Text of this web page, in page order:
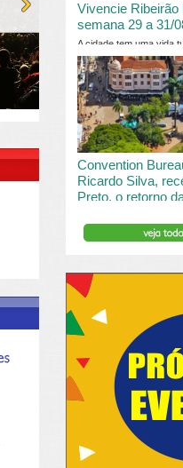
Vivencie Ribeirão
semana 29 a 31/
A cidade tem uma vida
vai desde o turismo de
passaros....
Convention
Ricardo Silva,
Preto, o retorno
O Ribeirão Preto e